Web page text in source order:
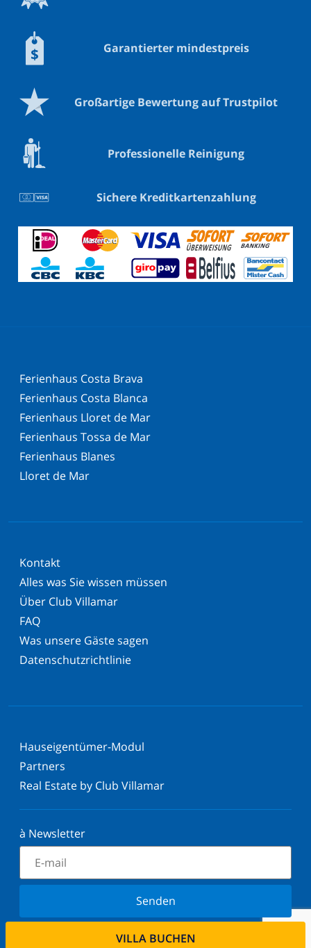
VILLA BUCHEN
Garantierter mindestpreis
Großartige Bewertung auf Trustpilot
Professionelle Reinigung
Sichere Kreditkartenzahlung
Ferienhaus Costa Brava
Ferienhaus Costa Blanca
Ferienhaus Lloret de Mar
Ferienhaus Tossa de Mar
Ferienhaus Blanes
Lloret de Mar
Kontakt
Alles was Sie wissen müssen
Über Club Villamar
FAQ
Was unsere Gäste sagen
Datenschutzrichtlinie
Hauseigentümer-Modul
Partners
Real Estate by Club Villamar
à Newsletter
Senden
Melden Sie sich für unseren Newsletter an und